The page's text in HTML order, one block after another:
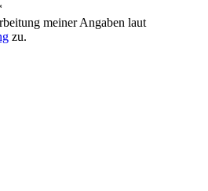
meiner Angaben laut
zu.